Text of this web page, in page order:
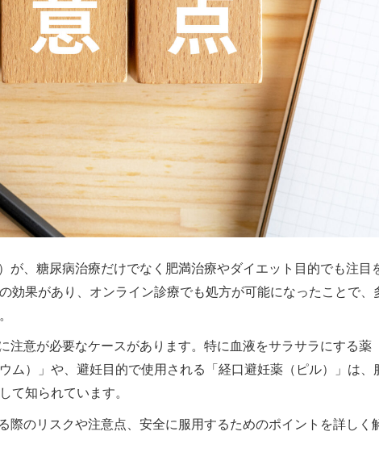
が、糖尿病治療だけでなく肥満治療やダイエット目的でも注目
効果があり、オンライン診療でも処方が可能になったことで、
注意が必要なケースがあります。特に血液をサラサラにする薬
ム）」や、避妊目的で使用される「経口避妊薬（ピル）」は、
て知られています。
際のリスクや注意点、安全に服用するためのポイントを詳しく